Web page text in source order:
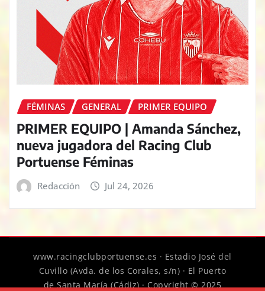
FÉMINAS GENERAL PRIMER EQUIPO
PRIMER EQUIPO | Amanda Sánchez,
nueva jugadora del Racing Club
Portuense Féminas
Redacción Jul 24, 2026
www.racingclubportuense.es · Estadio José del
Cuvillo (Avda. de los Corales, s/n) · El Puerto
de Santa María (Cádiz) · Copyright © 2025